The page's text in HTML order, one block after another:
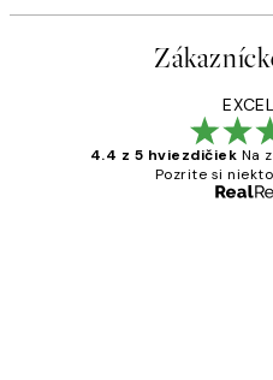
4.4 z 5 hviezdičiek Na
Pozrite si